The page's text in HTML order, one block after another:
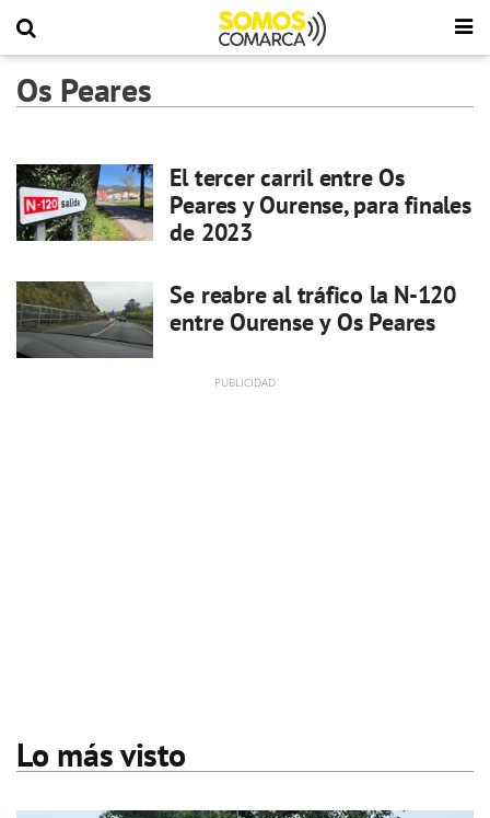
Os Peares
El tercer carril entre Os
Peares y Ourense, para finales
de 2023
Se reabre al tráfico la N-120
entre Ourense y Os Peares
Lo más visto